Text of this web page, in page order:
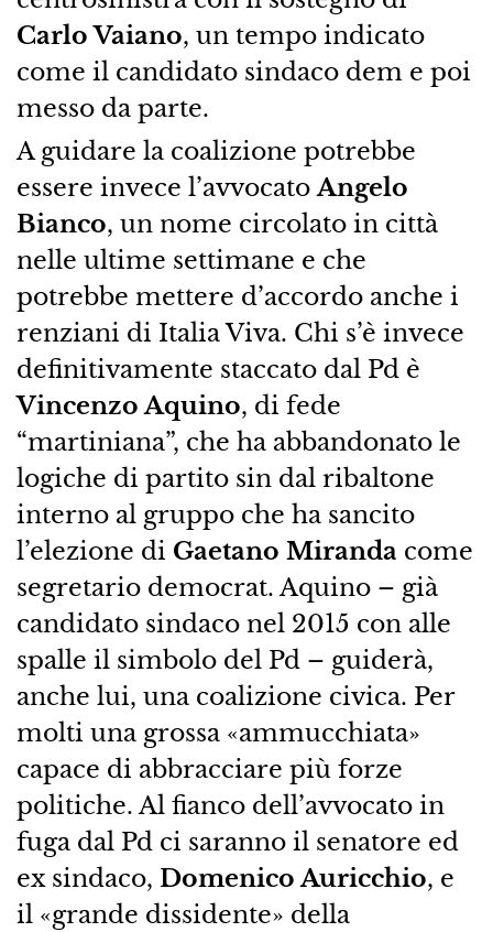
Carlo Vaiano, un tempo indicato
come il candidato sindaco dem e poi
messo da parte.
A guidare la coalizione potrebbe
essere invece l’avvocatoAngelo
Bianco, un nome circolato in città
nelle ultime settimane e che
potrebbe mettere d’accordo anche i
renziani di Italia Viva. Chi s’è invece
definitivamente staccato dal Pd è
Vincenzo Aquino, di fede
“martiniana”, che ha abbandonato le
logiche di partito sin dal ribaltone
interno al gruppo che ha sancito
l’elezione di Gaetano Miranda come
segretario democrat. Aquino – già
candidato sindaco nel 2015 con alle
spalle il simbolo del Pd – guiderà,
anche lui, una coalizione civica. Per
molti una grossa «ammucchiata»
capace di abbracciare più forze
politiche. Al fianco dell’avvocato in
fuga dal Pd ci saranno il senatore ed
ex sindaco, Domenico Auricchio, e
il «grande dissidente» della